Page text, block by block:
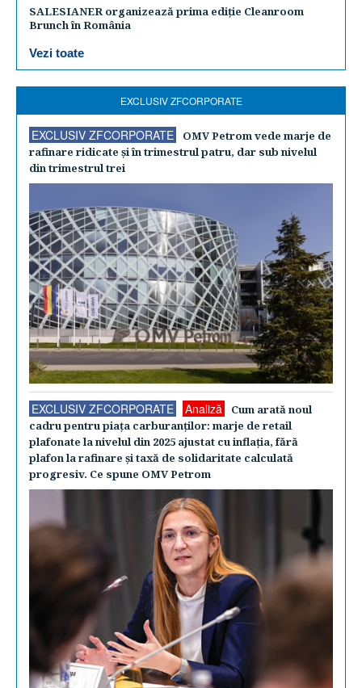
SALESIANER organizează prima ediție Cleanroom
Brunch în România
Vezi toate
EXCLUSIV ZFCORPORATE
EXCLUSIV ZFCORPORATE
OMV Petrom vede marje de
rafinare ridicate şi în trimestrul patru, dar sub nivelul
din trimestrul trei
EXCLUSIV ZFCORPORATE Analiză
Cum arată noul
cadru pentru piaţa carburanţilor: marje de retail
plafonate la nivelul din 2025 ajustat cu inflaţia, fără
plafon la rafinare şi taxă de solidaritate calculată
progresiv. Ce spune OMV Petrom